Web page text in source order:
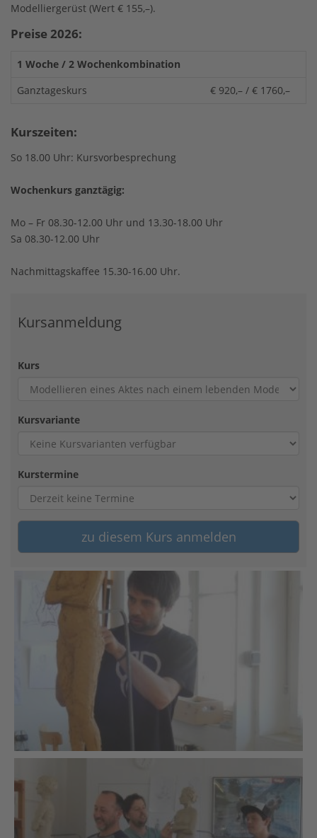
Modelliergerüst (Wert € 155,–).
Preise 2026:
1 Woche / 2 Wochenkombination
Ganztageskurs
€ 920,– / € 1760,–
Kurszeiten:
So 18.00 Uhr: Kursvorbesprechung
Wochenkurs ganztägig:
Mo – Fr 08.30-12.00 Uhr und 13.30-18.00 Uhr
Sa 08.30-12.00 Uhr
Nachmittagskaffee 15.30-16.00 Uhr.
Kursanmeldung
Kurs
Kursvariante
Kurstermine